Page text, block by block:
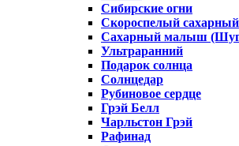
Сибирские огни
Скороспелый сахарный
Сахарный малыш
Ультраранний
Подарок солнца
Солнцедар
Рубиновое сердце
Грэй Белл
Чарльстон Грэй
Рафинад